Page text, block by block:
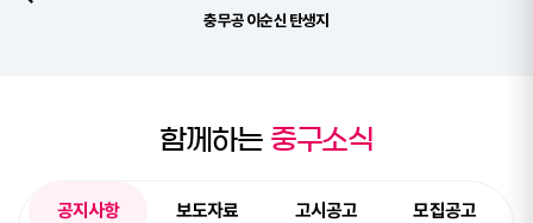
충무공 이순신 탄생지
함께하는 중구소식
공지사항 보도자료 고시공고
모집공고